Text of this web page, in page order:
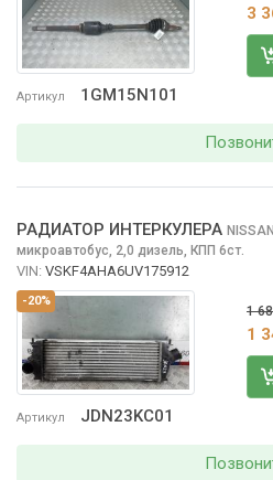
Артикул 1GM15N101
3
-20%
Артикул JDN23KC01
РАДИАТОР ИНТЕРКУЛЕРА
микроавтобус, 2,0 дизель, КПП 6ст.
VIN: VSKF4AHA6UV175912
1
1